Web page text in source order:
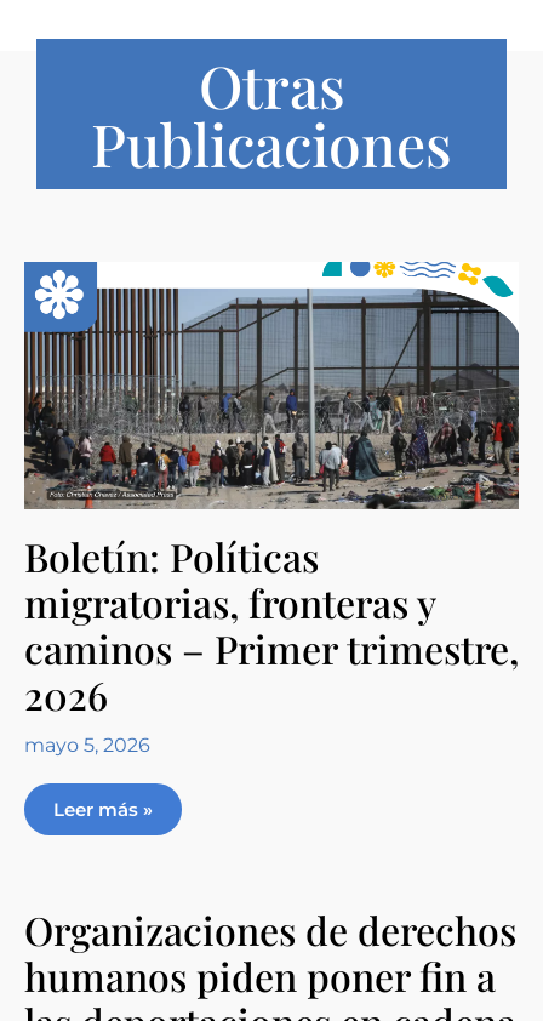
Otras
Publicaciones
Boletín: Políticas
migratorias, fronteras y
caminos – Primer trimestre,
2026
mayo 5, 2026
Leer más »
Organizaciones de derechos
humanos piden poner fin a